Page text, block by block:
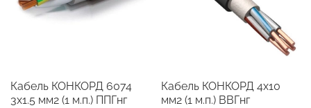
Кабель КОНКОРД 6074
3х1.5 мм2 (1 м.п.) ППГнг
Кабель КОНКОРД 4х10
мм2 (1 м.п.) ВВГнг